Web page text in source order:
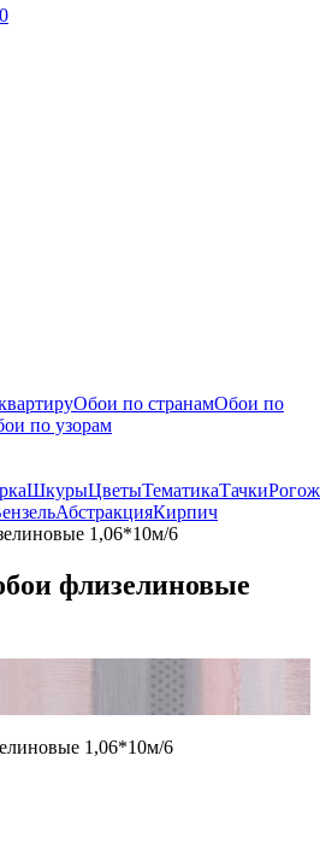
0
Обои по странамОбои по
по узорам
ШкурыЦветыТематикаТачки
АбстракцияКирпич
1,06*10м/6
флизелиновые
1,06*10м/6